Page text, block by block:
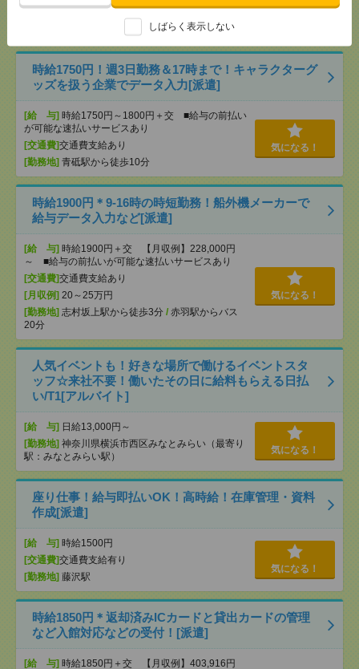
しばらく表示しない
新日本橋駅から徒歩3分
時給1750円！週3日勤務＆17時まで！キャラクターグ
ッズを扱う企業でデータ入力[派遣]
[給 与] 時給1750円～1800円＋交 ■給与の前払い
が可能な速払いサービスあり
[交通費]交通費支給あり
[勤務地] 青砥駅から徒歩10分
気になる！
時給1900円＊9-16時の時短勤務！船外機メーカーで
給与データ入力など[派遣]
[給 与] 時給1900円＋交 【月収例】228,000円
～ ■給与の前払いが可能な速払いサービスあり
[交通費]交通費支給あり
[月収例] 20～25万円
[勤務地] 志村坂上駅から徒歩3分 / 赤羽駅からバス
20分
気になる！
人気イベントも！好きな場所で働けるイベントスタ
ッフ☆来社不要！働いたその日に給料もらえる日払
い/T1[アルバイト]
[給 与] 日給13,000円～
[勤務地] 神奈川県横浜市西区みなとみらい（最寄り
駅：みなとみらい駅）
気になる！
座り仕事！給与即払いOK！高時給！在庫管理・資料
作成[派遣]
[給 与] 時給1500円
[交通費]交通費支給有り
[勤務地] 藤沢駅
気になる！
時給1850円＊返却済みICカードと貸出カードの管理
など入館対応などの受付！[派遣]
[給 与] 時給1850円＋交 【月収例】403,916円